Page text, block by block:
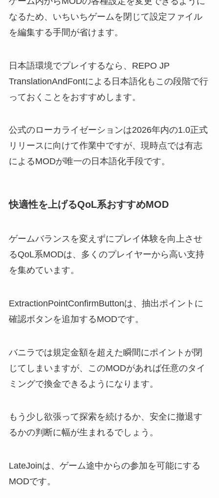
なるため、いちいちゲームを閉じて設定ファイル
を編集する手間が省けます。
日本語環境でプレイするなら、REPO JP
TranslationAndFontによる日本語化もこの段階で行
っておくことをおすすめします。
公式のローカライゼーションは2026年内の1.0正式
リリースに向けて作業中ですが、現時点では有志
によるMODが唯一の日本語化手段です。
快適性を上げるQoL系おすすめMOD
ゲームバランスを変えずにプレイ体験を向上させ
るQoL系MODは、多くのプレイヤーから高い支持
を集めています。
ExtractionPointConfirmButtonは、抽出ポイントに
確認ボタンを追加するMODです。
バニラでは規定金額を超えた瞬間にポイントが閉
じてしまいますが、このMODがあれば任意のタイ
ミングで換金できるようになります。
もう少し欲張って探索を続けるか、安全に撤退す
るかの判断に幅が生まれるでしょう。
LateJoinは、ゲーム途中からの参加を可能にする
MODです。